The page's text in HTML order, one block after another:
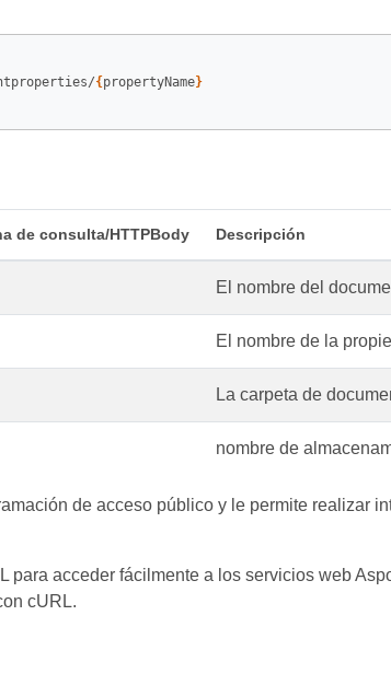
{ propertyName}
de consulta/HTTPBody Descripción
El nombre del
El nombre de la
La carpeta de
nombre de
de acceso público y le permite realizar
para acceder fácilmente a los servicios web
cURL.